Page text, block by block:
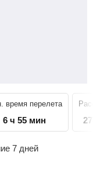
время перелета
6 ч 55 мин
7 дней